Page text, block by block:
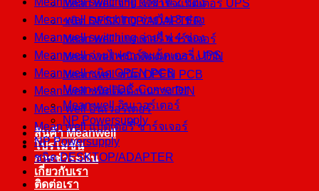
Mean well จ่ายไฟชาร์จแบตเตอรี่ UPS
ชนิด DESKTOP/ADAPTER
Mean well แบตเตอรี่ ชาร์จเจอร์
Mean well ชนิดติดตั้งบนราง DIN
Mean well ชนิด OPEN PCB
Mean well DC-Converter
Mean well อินเวอร์เตอร์
NP Powersupply
สินค้า Meanwell
โปรโมชั่น
การชำระเงิน
เกี่ยวกับเรา
ติดต่อเรา
Mean well switching จ่ายไฟ 3 ช่อง
Mean well switching จ่ายไฟ 4 ช่อง
Mean well จ่ายไฟชาร์จแบตเตอรี่ UPS
Mean well ชนิด OPEN PCB
Mean well ชนิดติดตั้งบนราง DIN
Mean well อินเวอร์เตอร์
Mean well แบตเตอรี่ ชาร์จเจอร์
NP Powersupply
ชนิด DESKTOP/ADAPTER